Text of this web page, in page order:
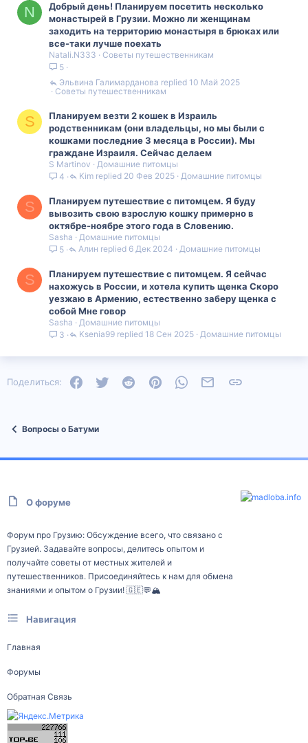
N
Добрый день! Планируем посетить несколько
монастырей в Грузии. Можно ли женщинам
заходить на территорию монастыря в брюках или
все-таки лучше поехать
Natali.N333
Советы путешественникам
5
Советы путешественникам
10 Май 2025
Эльвина Галимарданова
S
Планируем везти 2 кошек в Израиль
родственникам (они владельцы, но мы были с
кошками последние 3 месяца в России). Мы
граждане Израиля. Сейчас делаем
S Martinov
Домашние питомцы
4
Домашние питомцы
20 Фев 2025
Kim
S
Планируем путешествие с питомцем. Я буду
вывозить свою взрослую кошку примерно в
октябре-ноябре этого года в Словению.
Sasha
Домашние питомцы
5
Домашние питомцы
6 Дек 2024
Алин
S
Планируем путешествие с питомцем. Я сейчас
нахожусь в России, и хотела купить щенка Скоро
уезжаю в Армению, естественно заберу щенка с
собой Мне говор
Sasha
Домашние питомцы
3
Домашние питомцы
18 Сен 2025
Ksenia99
Поделиться: FacebookTwitter Reddit PinterestWhatsAppЭлектронная почта
Вопросы о Батуми
О форуме
Форум про Грузию: Обсуждение всего, что связано с
Грузией. Задавайте вопросы, делитесь опытом и
получайте советы от местных жителей и
путешественников. Присоединяйтесь к нам для обмена
знаниями и опытом о Грузии! 🇬🇪💬🏔️
Навигация
Главная
Форумы
Обратная Связь